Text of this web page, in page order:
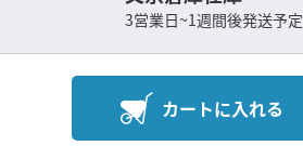
3営業日~1週間後発送予定
カートに入れる